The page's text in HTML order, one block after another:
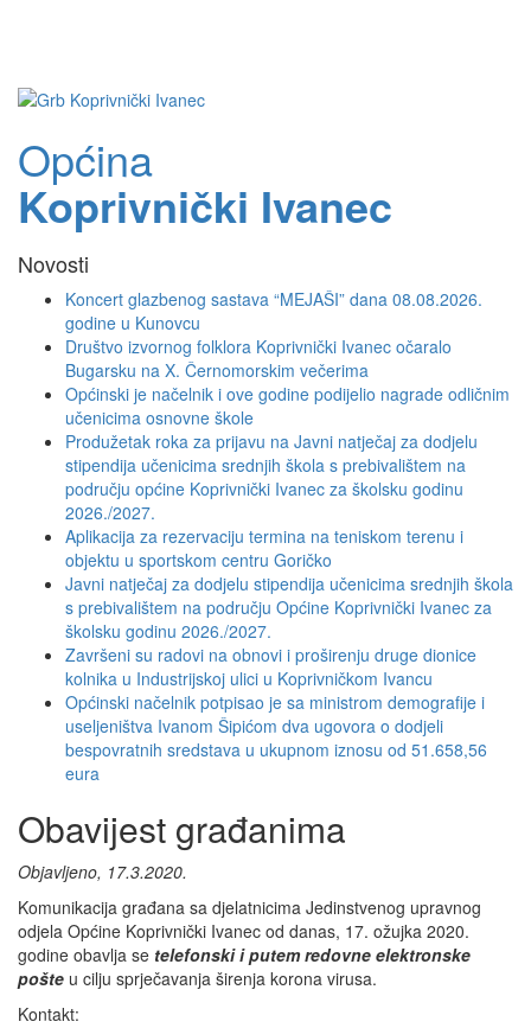
Općina
Koprivnički Ivanec
Novosti
Koncert glazbenog sastava “MEJAŠI” dana 08.08.2026.
godine u Kunovcu
Društvo izvornog folklora Koprivnički Ivanec očaralo
Bugarsku na X. Černomorskim večerima
Općinski je načelnik i ove godine podijelio nagrade odličnim
učenicima osnovne škole
Produžetak roka za prijavu na Javni natječaj za dodjelu
stipendija učenicima srednjih škola s prebivalištem na
području općine Koprivnički Ivanec za školsku godinu
2026./2027.
Aplikacija za rezervaciju termina na teniskom terenu i
objektu u sportskom centru Goričko
Javni natječaj za dodjelu stipendija učenicima srednjih škola
s prebivalištem na području Općine Koprivnički Ivanec za
školsku godinu 2026./2027.
Završeni su radovi na obnovi i proširenju druge dionice
kolnika u Industrijskoj ulici u Koprivničkom Ivancu
Općinski načelnik potpisao je sa ministrom demografije i
useljeništva Ivanom Šipićom dva ugovora o dodjeli
bespovratnih sredstava u ukupnom iznosu od 51.658,56
eura
Obavijest građanima
Objavljeno, 17.3.2020.
Komunikacija građana sa djelatnicima Jedinstvenog upravnog
odjela Općine Koprivnički Ivanec od danas, 17. ožujka 2020.
godine obavlja se telefonski i putem redovne elektronske
pošte u cilju sprječavanja širenja korona virusa.
Kontakt: